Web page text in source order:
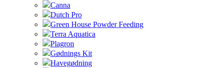
Canna
Dutch Pro
Green House Powder Feeding
Terra Aquatica
Plagron
Gødnings Kit
Havegødning